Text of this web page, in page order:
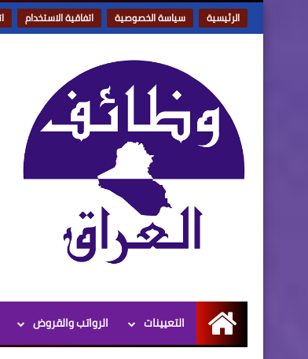
الرئيسية سياسة الخصوصية اتفاقية الاستخدام
الرئيسية
التعيينات الرواتب والقروض